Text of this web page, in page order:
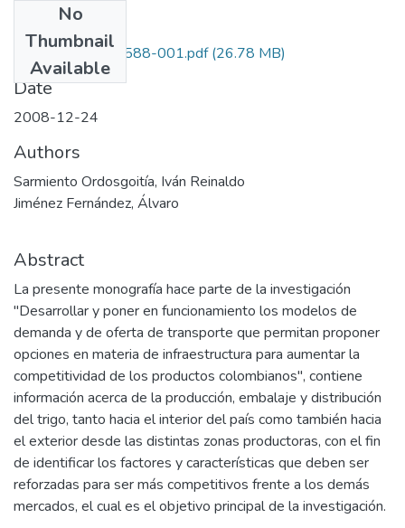
No
Thumbnail
Available
1109-327-19588-001.pdf(26.78 MB)
Date
2008-12-24
Authors
Sarmiento Ordosgoitía, Iván Reinaldo
Jiménez Fernández, Álvaro
Abstract
La presente monografía hace parte de la investigación
"Desarrollar y poner en funcionamiento los modelos de
demanda y de oferta de transporte que permitan proponer
opciones en materia de infraestructura para aumentar la
competitividad de los productos colombianos", contiene
información acerca de la producción, embalaje y distribución
del trigo, tanto hacia el interior del país como también hacia
el exterior desde las distintas zonas productoras, con el fin
de identificar los factores y características que deben ser
reforzadas para ser más competitivos frente a los demás
mercados, el cual es el objetivo principal de la investigación.